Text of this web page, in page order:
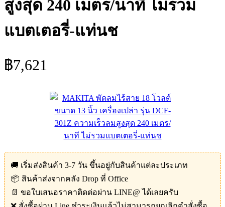
สูงสุด 240 เมตร/นาที ไม่รวม
แบตเตอรี่-แท่นช
฿7,621
🚚 เริ่มส่งสินค้า 3-7 วัน ขึ้นอยู่กับสินค้าแต่ละประเภท
📦 สินค้าส่งจากคลัง Drop ที่ Office
📄 ขอใบเสนอราคาติดต่อผ่าน LINE@ ได้เลยครับ